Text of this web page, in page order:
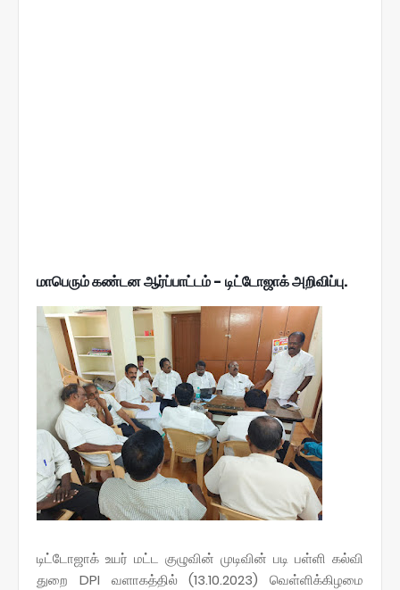
மாபெரும் கண்டன ஆர்ப்பாட்டம் - டிட்டோஜாக் அறிவிப்பு.
டிட்டோஜாக் உயர் மட்ட குழுவின் முடிவின் படி பள்ளி கல்வி
துறை DPI வளாகத்தில் (13.10.2023) வெள்ளிக்கிழமை